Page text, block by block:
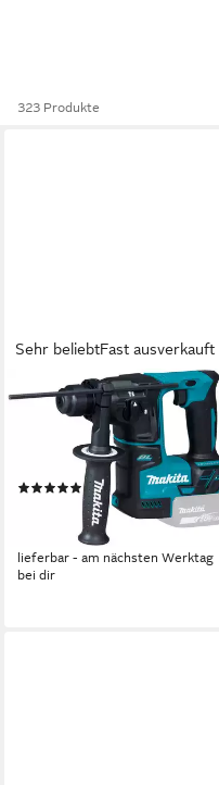
323 Produkte
Sehr beliebtFast ausverkauft
MAKITA
Akku-Bohrhammer DHR171Z,
max. 680 U/min, ohne Akku &
Ladegerät
(87)
ab 149,00 € UVP 187,00 €
lieferbar - am nächsten Werktag
bei dir